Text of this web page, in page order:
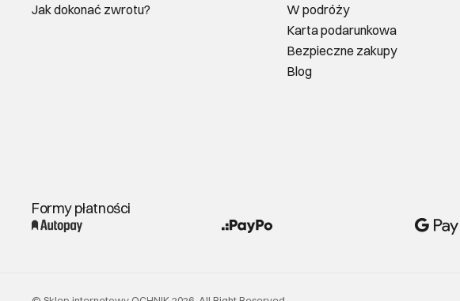
Jak dokonać zwrotu?
W podróży
Karta podarunkowa
Bezpieczne zakupy
Blog
Formy płatności